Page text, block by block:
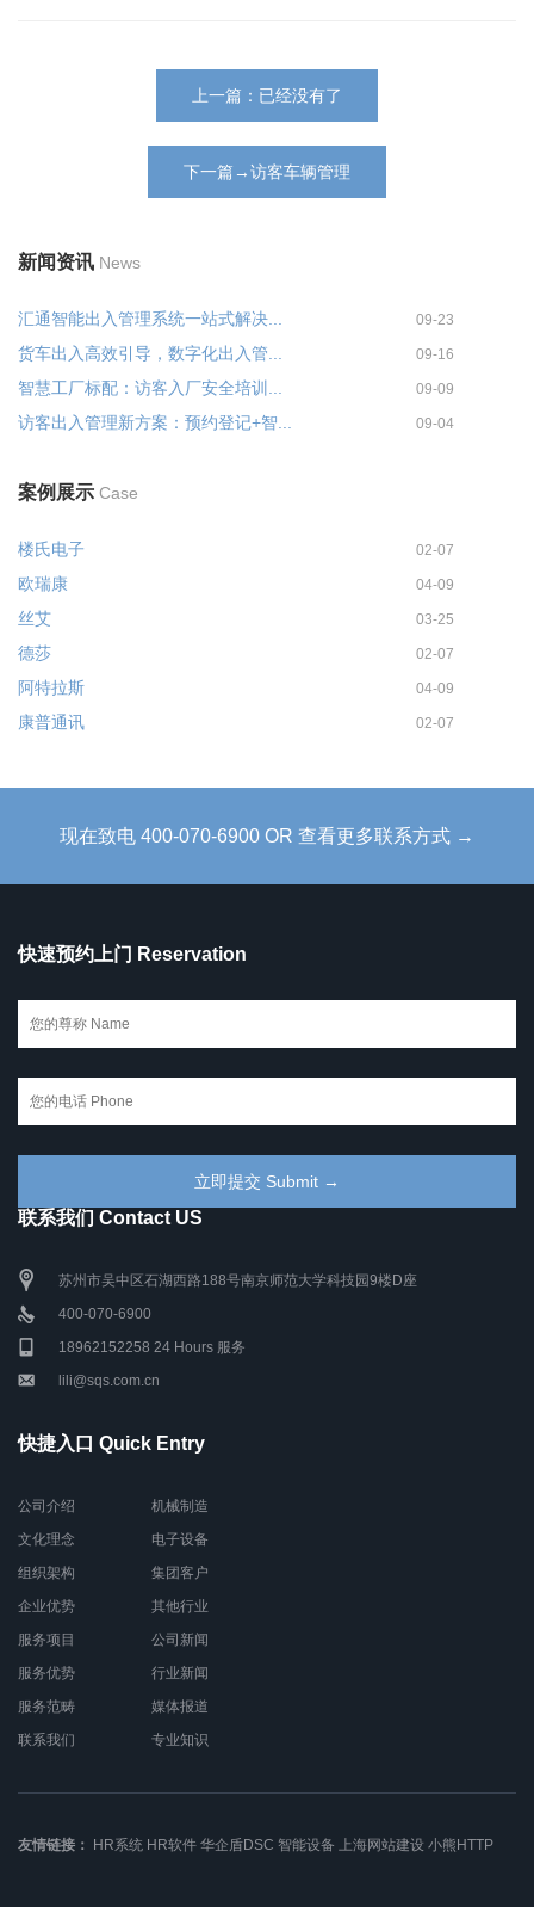
上一篇：已经没有了
下一篇→访客车辆管理
新闻资讯 News
汇通智能出入管理系统一站式解决... 09-23
货车出入高效引导，数字化出入管... 09-16
智慧工厂标配：访客入厂安全培训... 09-09
访客出入管理新方案：预约登记+智... 09-04
案例展示 Case
楼氏电子 02-07
欧瑞康 04-09
丝艾 03-25
德莎 02-07
阿特拉斯 04-09
康普通讯 02-07
现在致电 400-070-6900 OR 查看更多联系方式 →
快速预约上门 Reservation
联系我们 Contact US
苏州市吴中区石湖西路188号南京师范大学科技园9楼D座
400-070-6900
18962152258 24 Hours 服务
lili@sqs.com.cn
快捷入口 Quick Entry
公司介绍
文化理念
组织架构
企业优势
服务项目
服务优势
服务范畴
联系我们
机械制造
电子设备
集团客户
其他行业
公司新闻
行业新闻
媒体报道
专业知识
友情链接： HR系统 HR软件 华企盾DSC 智能设备 上海网站建设 小熊HTTP